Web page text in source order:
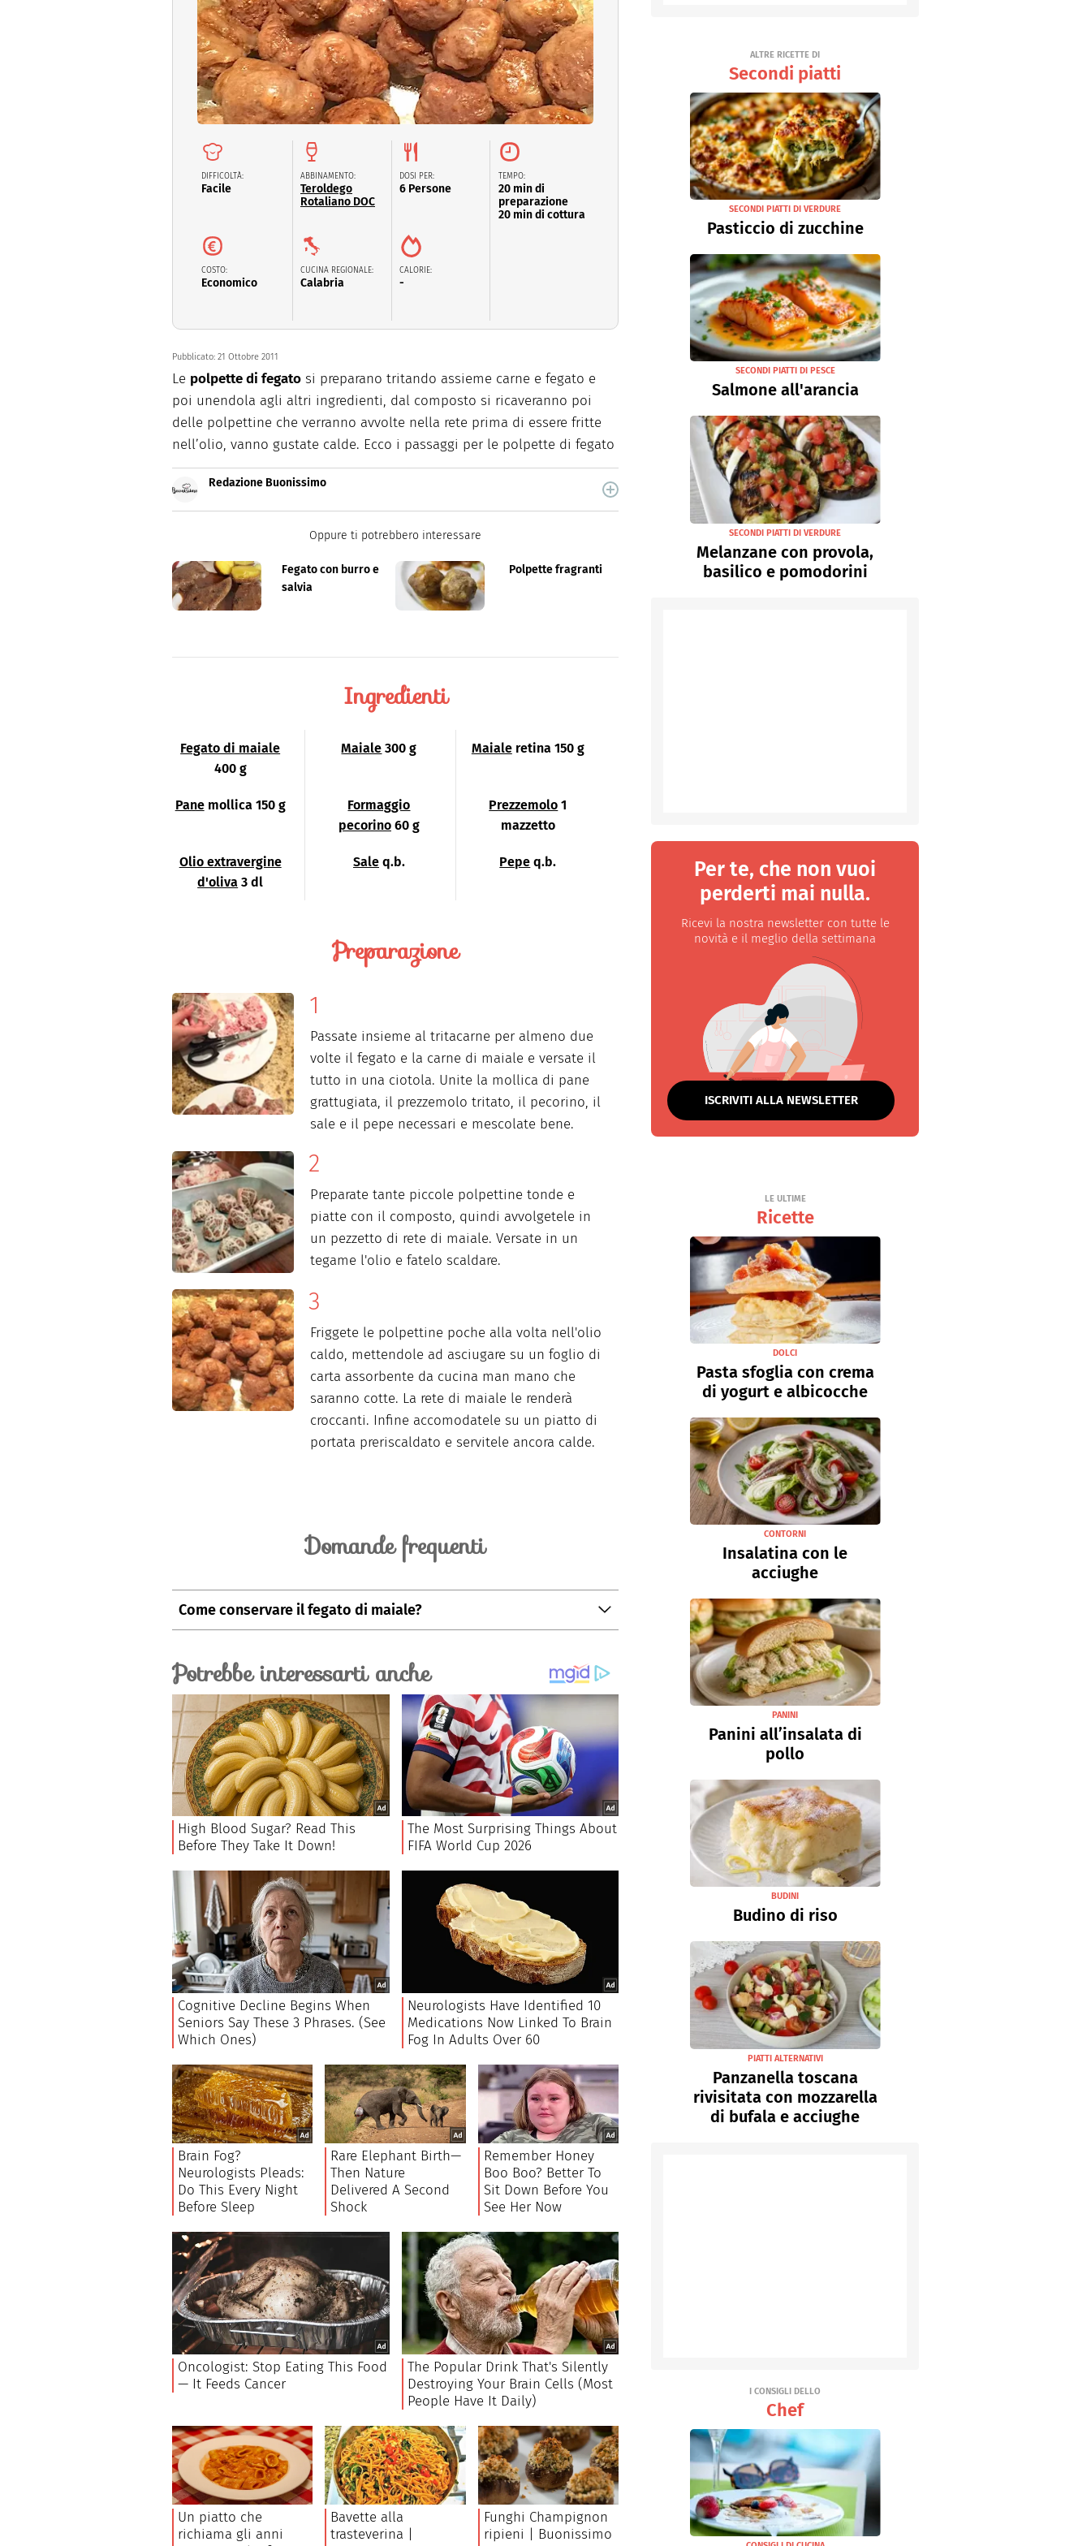
Dolci Pasqua
San Valentino
DIFFICOLTÀ:
Facile
ABBINAMENTO:
Teroldego
Rotaliano DOC
COSTO:
Economico
CUCINA REGIONALE:
Calabria
DOSI PER:
6 Persone
CALORIE:
-
TEMPO:
20 min di
preparazione
20 min di cottura
Pubblicato: 21 Ottobre 2011
Le polpette di fegato si preparano tritando assieme carne e fegato e
poi unendola agli altri ingredienti, dal composto si ricaveranno poi
delle polpettine che verranno avvolte nella rete prima di essere fritte
nell’olio, vanno gustate calde. Ecco i passaggi per le polpette di fegato
Redazione Buonissimo
Buonissimo è il magazine di cucina di Italiaonline nel quale trovi idee veloci,
facili e spiegate passo passo.
Oppure ti potrebbero interessare
Fegato con burro e
salvia
Polpette fragranti
Ingredienti
Fegato di maiale
400 g
Maiale 300 g Maiale retina 150 g
Pane mollica 150 g
Formaggio
pecorino 60 g
Prezzemolo 1
mazzetto
Olio extravergine
d'oliva 3 dl
Sale q.b. Pepe q.b.
Preparazione
Passate insieme al tritacarne per almeno due
volte il fegato e la carne di maiale e versate il
tutto in una ciotola. Unite la mollica di pane
grattugiata, il prezzemolo tritato, il pecorino, il
sale e il pepe necessari e mescolate bene.
Preparate tante piccole polpettine tonde e
piatte con il composto, quindi avvolgetele in
un pezzetto di rete di maiale. Versate in un
tegame l'olio e fatelo scaldare.
Friggete le polpettine poche alla volta nell'olio
caldo, mettendole ad asciugare su un foglio di
carta assorbente da cucina man mano che
saranno cotte. La rete di maiale le renderà
croccanti. Infine accomodatele su un piatto di
portata preriscaldato e servitele ancora calde.
Domande frequenti
Come conservare il fegato di maiale?
alimenti, per 24 ore al massimo.
ALTRE RICETTE DI
Secondi piatti
SECONDI PIATTI DI VERDURE
Pasticcio di zucchine
SECONDI PIATTI DI PESCE
Salmone all'arancia
SECONDI PIATTI DI VERDURE
Melanzane con provola,
basilico e pomodorini
Per te, che non vuoi
perderti mai nulla.
Ricevi la nostra newsletter con tutte le
novità e il meglio della settimana
ISCRIVITI ALLA NEWSLETTER
LE ULTIME
Ricette
DOLCI
Pasta sfoglia con crema
di yogurt e albicocche
CONTORNI
Insalatina con le
acciughe
PANINI
Panini all’insalata di
pollo
BUDINI
Budino di riso
PIATTI ALTERNATIVI
Panzanella toscana
rivisitata con mozzarella
di bufala e acciughe
I CONSIGLI DELLO
Chef